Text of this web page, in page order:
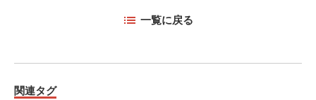
一覧に戻る
関連タグ